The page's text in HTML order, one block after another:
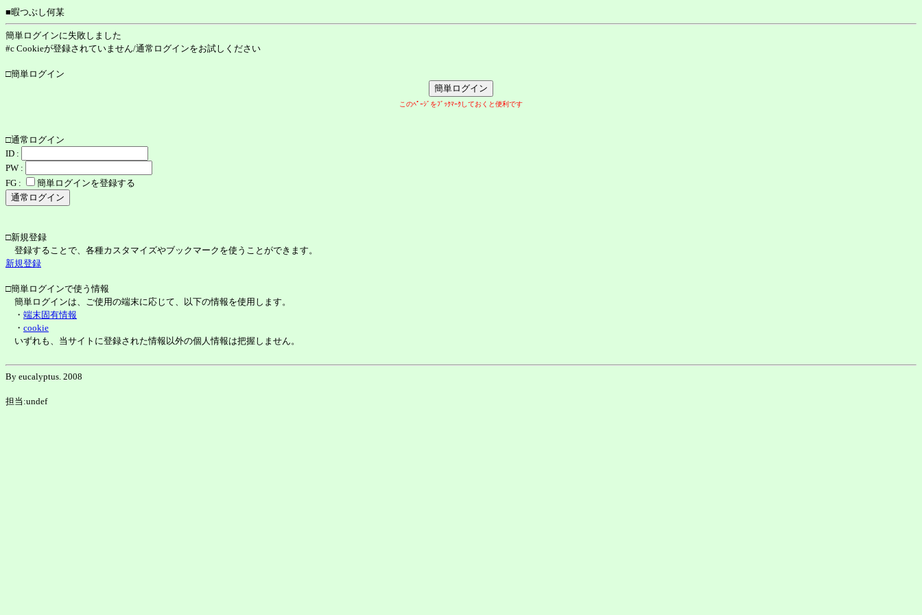
■暇つぶし何某
簡単ログインに失敗しました
#c Cookieが登録されていません/通常ログインをお試しください
□簡単ログイン
このﾍﾟｰｼﾞをﾌﾞｯｸﾏｰｸしておくと便利です
□通常ログイン
ID :
PW :
FG :
簡単ログインを登録する
□新規登録
登録することで、各種カスタマイズやブックマークを使うことができます。
新規登録
□簡単ログインで使う情報
簡単ログインは、ご使用の端末に応じて、以下の情報を使用します。
・ 端末固有情報
・ cookie
いずれも、当サイトに登録された情報以外の個人情報は把握しません。
By eucalyptus. 2008
担当:undef